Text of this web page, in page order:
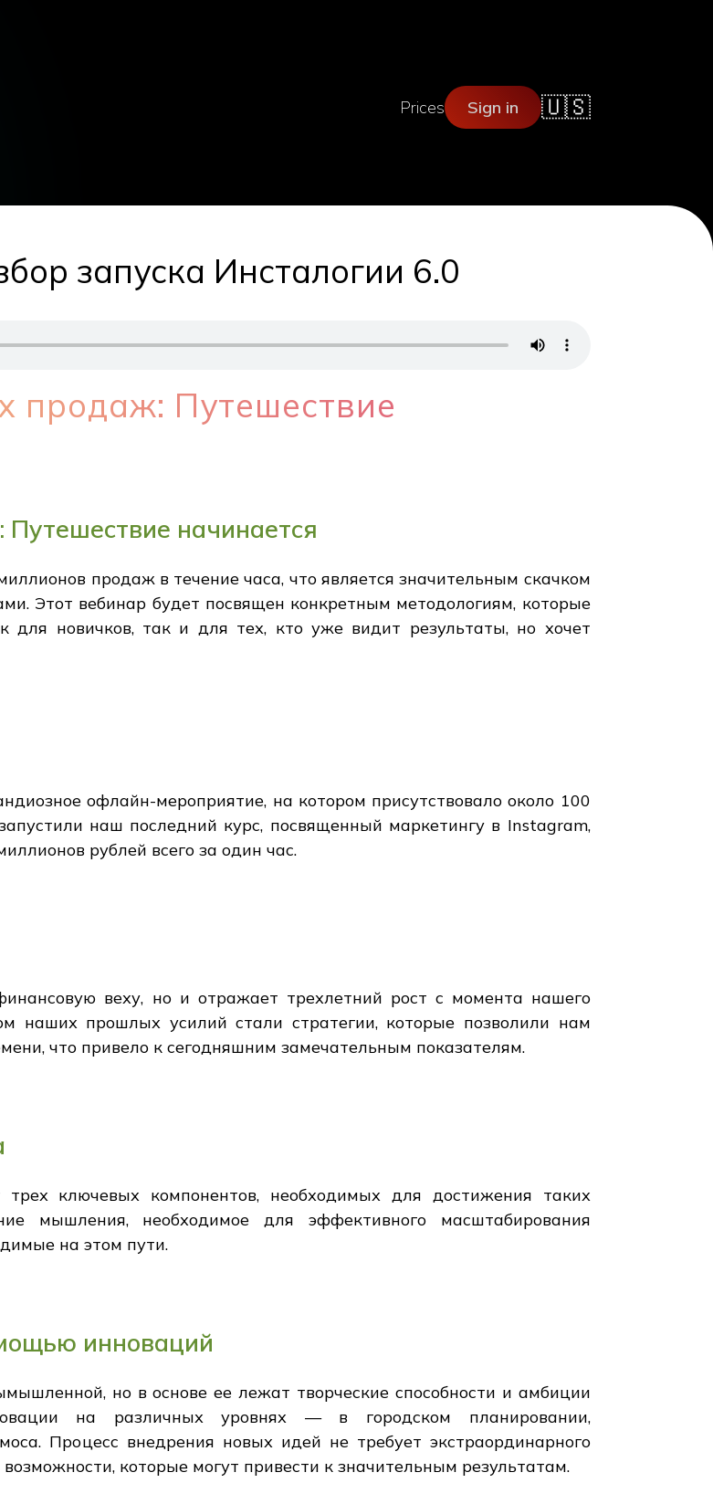
Prices Sign in 🇺🇸
запуска Инсталогии 6.0
продаж: Путешествие
начинается
продаж в течение часа, что является значительным скачком
Этот вебинар будет посвящен конкретным методологиям, которые
для новичков, так и для тех, кто уже видит результаты, но хочет
офлайн-мероприятие, на котором присутствовало около 100
наш последний курс, посвященный маркетингу в Instagram,
рублей всего за один час.
веху, но и отражает трехлетний рост с момента нашего
наших прошлых усилий стали стратегии, которые позволили нам
что привело к сегодняшним замечательным показателям.
трех ключевых компонентов, необходимых для достижения таких
мышления, необходимое для эффективного масштабирования
на этом пути.
инноваций
но в основе ее лежат творческие способности и амбиции
на различных уровнях — в городском планировании,
Процесс внедрения новых идей не требует экстраординарного
которые могут привести к значительным результатам.